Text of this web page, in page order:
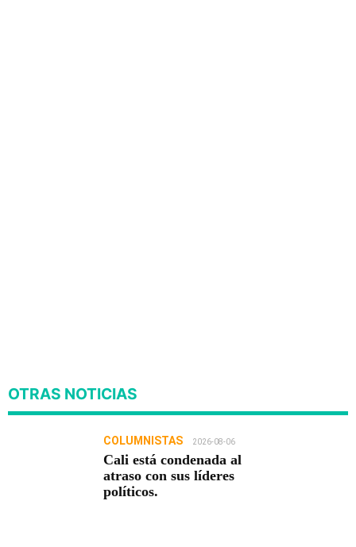
OTRAS NOTICIAS
COLUMNISTAS 2026-08-06
Cali está condenada al
atraso con sus líderes
políticos.